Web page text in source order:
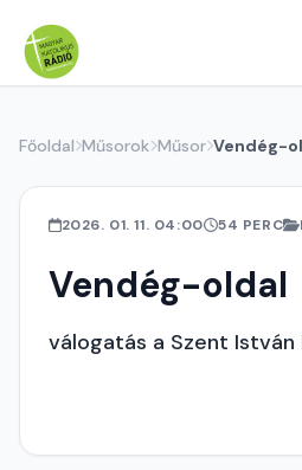
Főoldal Műsorok Műsor Vendég-
2026. 01. 11. 04:00 54 PERC
Vendég-oldal
válogatás a Szent István